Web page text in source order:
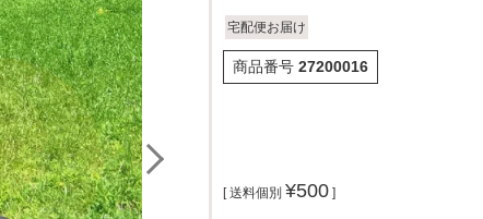
宅配便お届け
商品番号 27200016
送料個別 ¥500